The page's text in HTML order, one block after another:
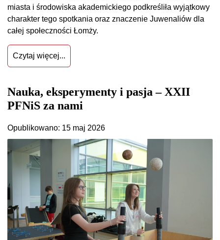
miasta i środowiska akademickiego podkreśliła wyjątkowy
charakter tego spotkania oraz znaczenie Juwenaliów dla
całej społeczności Łomży.
Czytaj więcej...
Nauka, eksperymenty i pasja – XXII
PFNiS za nami
Opublikowano: 15 maj 2026